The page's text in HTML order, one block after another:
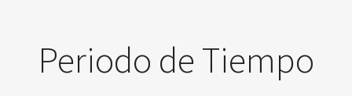
Periodo de Tiempo